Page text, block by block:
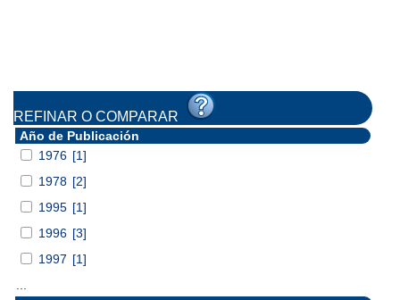
REFINAR O COMPARAR
Año de Publicación
1976 [1]
1978 [2]
1995 [1]
1996 [3]
1997 [1]